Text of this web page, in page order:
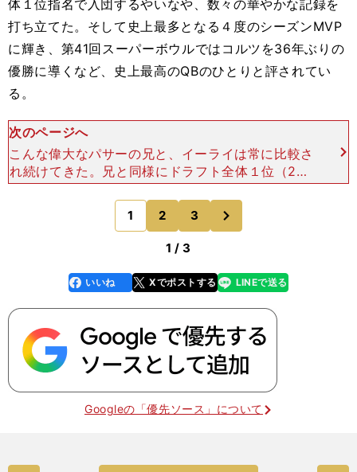
体１位指名で入団するやいなや、数々の華やかな記録を
打ち立てた。そして史上最多となる４度のシーズンMVP
に輝き、第41回スーパーボウルではコルツを36年ぶりの
優勝に導くなど、史上最高のQBのひとりと評されてい
る。
次のページへ
こんな偉大なパサーの兄と、イーライは常に比較さ
れ続けてきた。兄と同様にドラフト全体１位（200
4年）で指名されたものの、ペイトンと比べてミス
が多く、喝采よりも多くの批判を浴びてきた。活躍
すれば「ペイト
1 2 3
1 / 3
faceboo
k
いいね Xでポストする
line LINEで送る
Googleの「優先ソース」について